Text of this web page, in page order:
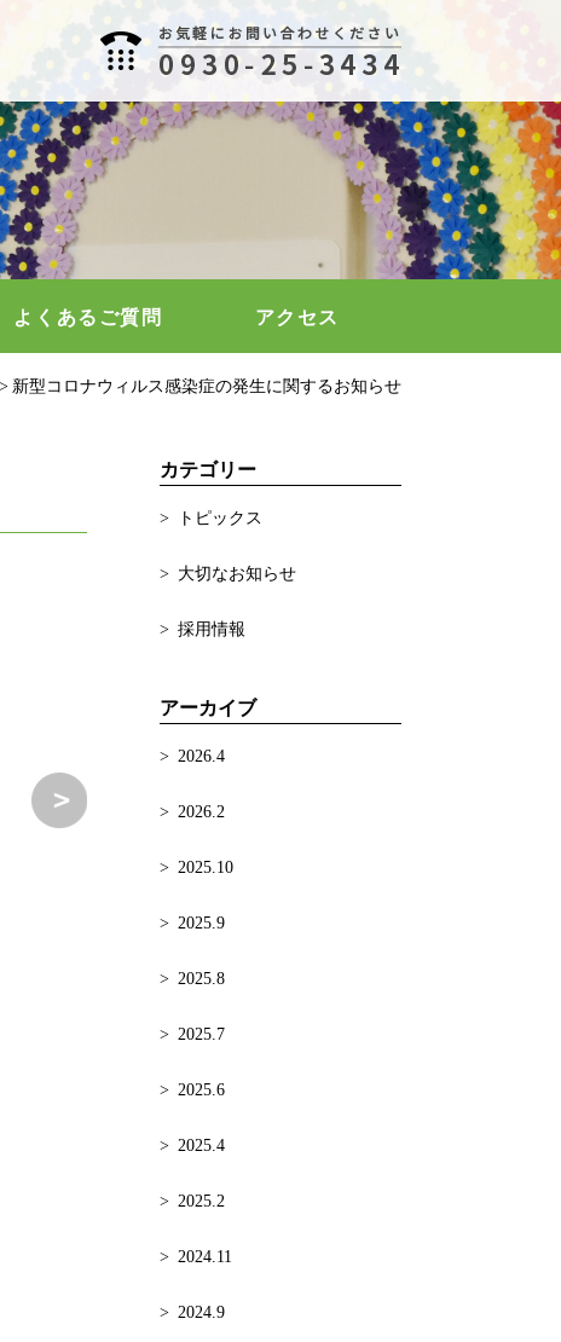
よくあるご質問 アクセス
新型コロナウィルス感染症の発生に関するお知らせ
カテゴリー
トピックス
大切なお知らせ
採用情報
アーカイブ
2026.4
2026.2
2025.10
2025.9
2025.8
2025.7
2025.6
2025.4
2025.2
2024.11
2024.9